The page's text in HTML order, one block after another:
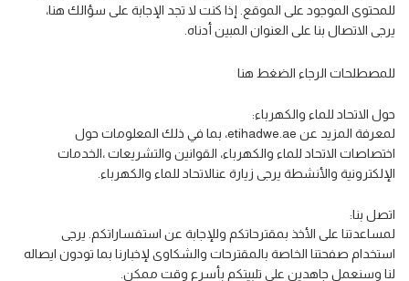
للمحتوى الموجود على الموقع. إذا كنت لا تجد الإجابة على سؤالك هنا،
يرجى الاتصال بنا على العنوان المبين أدناه.
للمصطلحات الرجاء الضغط هنا
حول الاتحاد للماء والكهرباء:
لمعرفة المزيد عن etihadwe.ae، بما في ذلك المعلومات حول
اختصاصات الاتحاد للماء والكهرباء، القوانين والتشريعات ،الخدمات
الإلكترونية والأنشطة يرجى زيارة عنالاتحاد للماء والكهرباء.
اتصل بنا:
لمساعدتنا على الأخذ بمقترحاتكم وللإجابة عن استفساراتكم. يرجى
استخدام صفحتنا الخاصة بالمقترحات والشكاوى لإخبارنا بما تودون ايصاله
لنا وسنعمل جاهدين على تلبيتكم بأسرع وقت ممكن.